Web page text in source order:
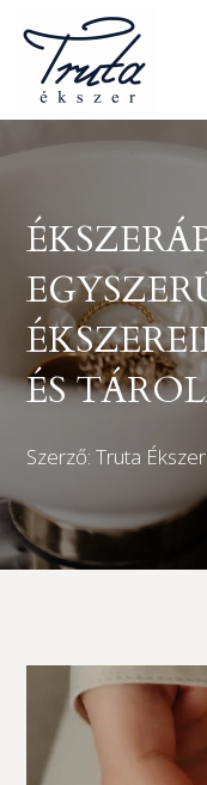
ÉS
Szerző: Truta